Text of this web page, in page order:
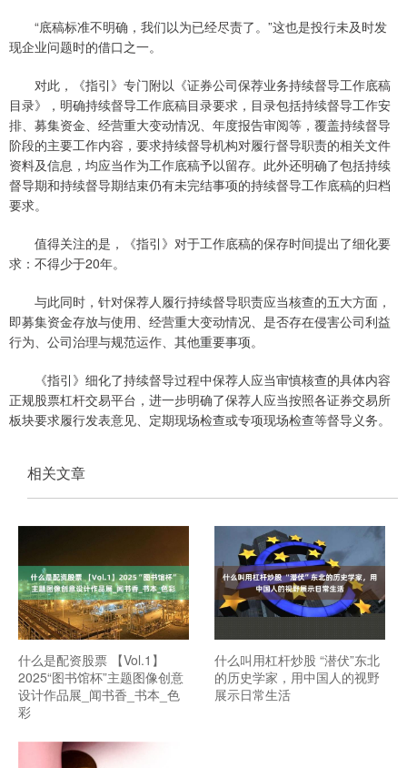
“底稿标准不明确，我们以为已经尽责了。”这也是投行未及时发
现企业问题时的借口之一。
对此，《指引》专门附以《证券公司保荐业务持续督导工作底稿
目录》，明确持续督导工作底稿目录要求，目录包括持续督导工作安
排、募集资金、经营重大变动情况、年度报告审阅等，覆盖持续督导
阶段的主要工作内容，要求持续督导机构对履行督导职责的相关文件
资料及信息，均应当作为工作底稿予以留存。此外还明确了包括持续
督导期和持续督导期结束仍有未完结事项的持续督导工作底稿的归档
要求。
值得关注的是，《指引》对于工作底稿的保存时间提出了细化要
求：不得少于20年。
与此同时，针对保荐人履行持续督导职责应当核查的五大方面，
即募集资金存放与使用、经营重大变动情况、是否存在侵害公司利益
行为、公司治理与规范运作、其他重要事项。
《指引》细化了持续督导过程中保荐人应当审慎核查的具体内容
正规股票杠杆交易平台，进一步明确了保荐人应当按照各证券交易所
板块要求履行发表意见、定期现场检查或专项现场检查等督导义务。
相关文章
什么是配资股票 【Vol.1】
2025“图书馆杯”主题图像创意
设计作品展_闻书香_书本_色
彩
什么叫用杠杆炒股 “潜伏”东北
的历史学家，用中国人的视野
展示日常生活